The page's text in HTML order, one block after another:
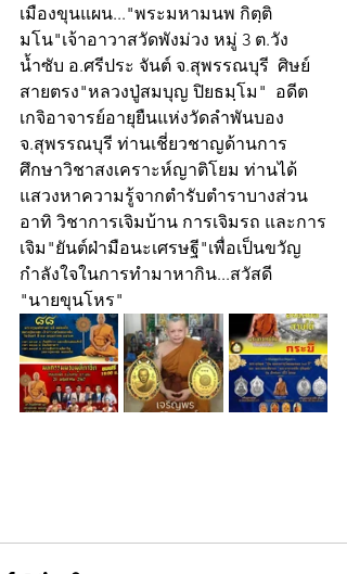
เมืองขุนแผน..."พระมหามนพ กิตฺติ
มโน"เจ้าอาวาสวัดพังม่วง หมู่ 3 ต.วัง
น้ำซับ อ.ศรีประ จันต์ จ.สุพรรณบุรี  ศิษย์
สายตรง"หลวงปู่สมบุญ ปิยธมฺโม"  อดีต
เกจิอาจารย์อายุยืนแห่งวัดลำพันบอง
จ.สุพรรณบุรี ท่านเชี่ยวชาญด้านการ
ศึกษาวิชาสงเคราะห์ญาติโยม ท่านได้
แสวงหาความรู้จากตำรับตำราบางส่วน
อาทิ วิชาการเจิมบ้าน การเจิมรถ และการ
เจิม"ยันต์ฝ่ามือนะเศรษฐี"เพื่อเป็นขวัญ
กำลังใจในการทำมาหากิน...สวัสดี
"นายขุนโหร"